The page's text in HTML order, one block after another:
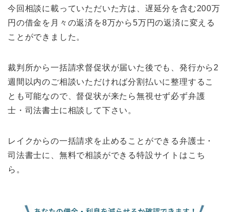
今回相談に載っていただいた方は、遅延分を含む200万
円の借金を月々の返済を8万から5万円の返済に変える
ことができました。
裁判所から一括請求督促状が届いた後でも、発行から2
週間以内のご相談いただければ分割払いに整理するこ
とも可能なので、督促状が来たら無視せず必ず弁護
士・司法書士に相談して下さい。
レイクからの一括請求を止めることができる弁護士・
司法書士に、無料で相談ができる特設サイトはこち
ら。